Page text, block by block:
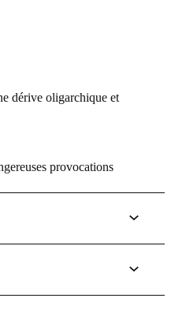
dérive oligarchique et
provocations